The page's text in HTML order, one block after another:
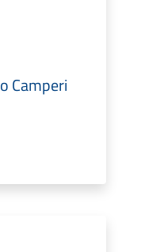
Camperi